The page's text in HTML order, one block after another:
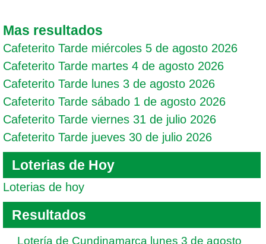
Mas resultados
Cafeterito Tarde miércoles 5 de agosto 2026
Cafeterito Tarde martes 4 de agosto 2026
Cafeterito Tarde lunes 3 de agosto 2026
Cafeterito Tarde sábado 1 de agosto 2026
Cafeterito Tarde viernes 31 de julio 2026
Cafeterito Tarde jueves 30 de julio 2026
Loterias de Hoy
Loterias de hoy
Resultados
Lotería de Cundinamarca lunes 3 de agosto